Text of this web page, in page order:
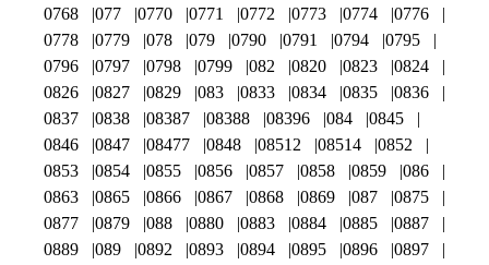
0768
077 0770 0771 0772 0773 0774
0776
0778
0779 078 079 0790 0791 0794
0795
0796
0797 0798 0799 082 0820 0823
0824
0826
0827 0829 083 0833 0834 0835
0836
0837
0838 08387 08388 08396 084
0845
0846
0847 08477 0848 08512 08514
0852
0853
0854 0855 0856 0857 0858 0859
086
0863
0865 0866 0867 0868 0869 087
0875
0877
0879 088 0880 0883 0884 0885
0887
0889
089 0892 0893 0894 0895 0896
0897